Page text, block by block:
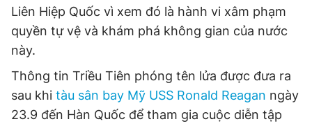
Liên Hiệp Quốc vì xem đó là hành vi xâm phạm
quyền tự vệ và khám phá không gian của nước
này.
Thông tin Triều Tiên phóng tên lửa được đưa ra
sau khi tàu sân bay Mỹ USS Ronald Reagan ngày
23.9 đến Hàn Quốc để tham gia cuộc diễn tập